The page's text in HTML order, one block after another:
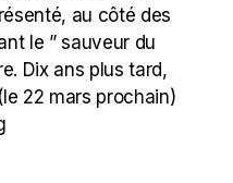
au côté des
le ” sauveur du
Dix ans plus tard,
22 mars prochain)